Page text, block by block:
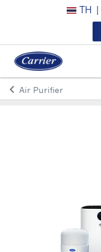
TH
keyboard_arrow_leftArrow
Air Purifier